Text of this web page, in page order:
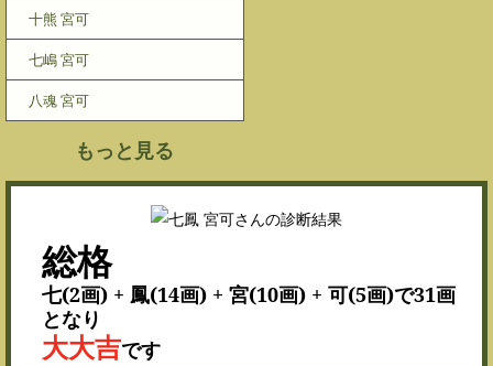
十熊 宮可
七嶋 宮可
八魂 宮可
もっと見る
総格
七(2画) + 鳳(14画) + 宮(10画) + 可(5画)で31画
となり
大大吉です